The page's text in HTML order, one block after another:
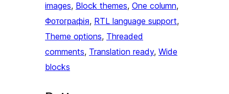
images, Block themes, One column
Фотографія, RTL language support
Theme options, Threaded
comments, Translation ready, Wide
blocks